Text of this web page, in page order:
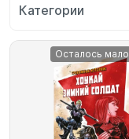
Категории
Осталось мало